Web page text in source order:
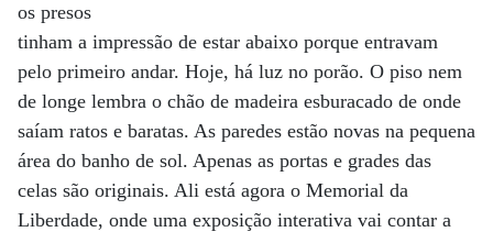
os presos
tinham a impressão de estar abaixo porque entravam
pelo primeiro andar. Hoje, há luz no porão. O piso nem
de longe lembra o chão de madeira esburacado de onde
saíam ratos e baratas. As paredes estão novas na pequena
área do banho de sol. Apenas as portas e grades das
celas são originais. Ali está agora o Memorial da
Liberdade, onde uma exposição interativa vai contar a